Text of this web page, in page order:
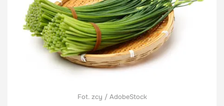
Fot. zcy / AdobeStock